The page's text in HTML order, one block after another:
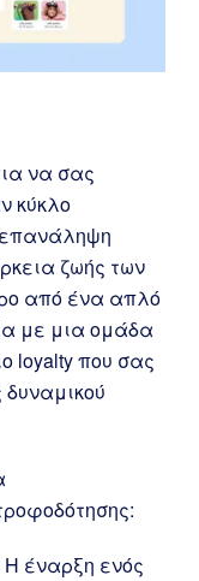
να σας
κύκλο
ζωής των
από ένα απλό
με μια ομάδα
loyalty που σας
δυναμικού
Η έναρξη ενός